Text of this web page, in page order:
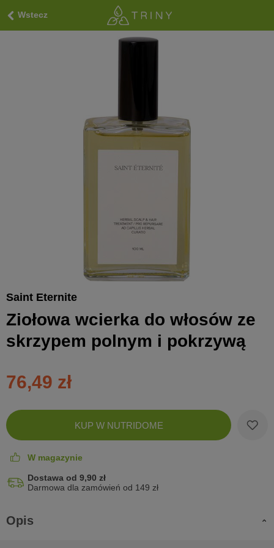
Wstecz
Saint Eternite
Ziołowa wcierka do włosów ze
skrzypem polnym i pokrzywą
76,49 zł
Zobacz
koszyk
KUP W NUTRIDOME
W magazynie
Dostawa od 9,90 zł
Darmowa dla zamówień od 149 zł
Opis